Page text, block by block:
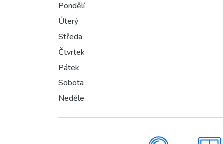
Pondělí
Úterý
Středa
Čtvrtek
Pátek
Sobota
Neděle